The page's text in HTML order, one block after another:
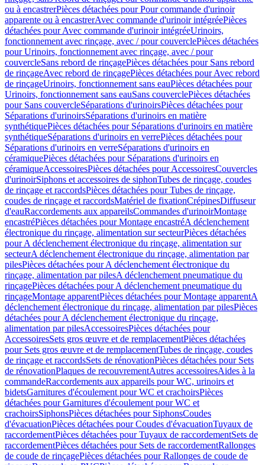
ou à encastrerPièces détachées pour Pour commande d'urinoir
apparente ou à encastrerAvec commande d'urinoir intégréePièces
détachées pour Avec commande d'urinoir intégréeUrinoirs,
fonctionnement avec rinçage, avec / pour couverclePièces détachées
pour Urinoirs, fonctionnement avec rinçage, avec / pour
couvercleSans rebord de rinçagePièces détachées pour Sans rebord
de rinçageAvec rebord de rinçagePièces détachées pour Avec rebord
de rinçageUrinoirs, fonctionnement sans eauPièces détachées pour
Urinoirs, fonctionnement sans eauSans couverclePièces détachées
pour Sans couvercleSéparations d'urinoirsPièces détachées pour
Séparations d'urinoirsSéparations d'urinoirs en matière
synthétiquePièces détachées pour Séparations d'urinoirs en matière
synthétiqueSéparations d'urinoirs en verrePièces détachées pour
Séparations d'urinoirs en verreSéparations d'urinoirs en
céramiquePièces détachées pour Séparations d'urinoirs en
céramiqueAccessoiresPièces détachées pour AccessoiresCouvercles
d'urinoirSiphons et accessoires de siphonTubes de rinçage, coudes
de rinçage et raccordsPièces détachées pour Tubes de rinçage,
coudes de rinçage et raccordsMatériel de fixationCrépinesDiffuseur
d'eauRaccordements aux appareilsCommandes d'urinoirMontage
encastréPièces détachées pour Montage encastréA déclenchement
électronique du rinçage, alimentation sur secteurPièces détachées
pour A déclenchement électronique du rinçage, alimentation sur
secteurA déclenchement électronique du rinçage, alimentation par
pilesPièces détachées pour A déclenchement électronique du
rinçage, alimentation par pilesA déclenchement pneumatique du
rinçagePièces détachées pour A déclenchement pneumatique du
rinçageMontage apparentPièces détachées pour Montage apparentA
déclenchement électronique du rinçage, alimentation par pilesPièces
détachées pour A déclenchement électronique du rinçage,
alimentation par pilesAccessoiresPièces détachées pour
AccessoiresSets gros œuvre et de remplacementPièces détachées
pour Sets gros œuvre et de remplacementTubes de rinçage, coudes
de rinçage et raccordsSets de rénovationPièces détachées pour Sets
de rénovationPlaques de recouvrementAutres accessoiresAides à la
commandeRaccordements aux appareils pour WC, urinoirs et
bidetsGarnitures d'écoulement pour WC et crachoirsPièces
détachées pour Garnitures d'écoulement pour WC et
crachoirsSiphonsPièces détachées pour SiphonsCoudes
d'évacuationPièces détachées pour Coudes d'évacuationTuyaux de
raccordementPièces détachées pour Tuyaux de raccordementSets de
raccordementPièces détachées pour Sets de raccordementRallonges
de coude de rinçagePièces détachées pour Rallonges de coude de